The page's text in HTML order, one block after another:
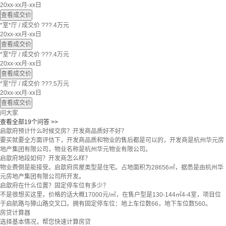
20xx-xx月-xx日
查看成交价
*室*厅 / 成交价 ???.4万元
20xx-xx月-xx日
查看成交价
*室*厅 / 成交价 ???.4万元
20xx-xx月-xx日
查看成交价
*室*厅 / 成交价 ???.5万元
20xx-xx月-xx日
查看成交价
问大家
查看全部19个问答 >>
启歆府预计什么时候交房？开发商品质好不好？
要买就要全方面评估下，开发商品质和物业的售后都是可以的，开发商是杭州华元房
地产集团有限公司，物业名称是杭州华元物业有限公司。
启歆府地段如何？开发商怎么样？
物业费倒是能接受。启歆府房屋类型是住宅。占地面积为28656㎡，据悉是由杭州华
元房地产集团有限公司所开发。
启歆府在什么位置？固定停车位有多少？
不是很想买这里，价格的话大概17000元/㎡，在售户型是130-144㎡4-4室，项目位
于启航路与獐山路交叉口。拥有固定停车位：地上车位数66，地下车位数560。
房贷计算器
选择基本情况，帮您快速计算房贷